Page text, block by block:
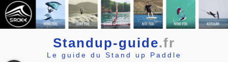
Standup-guide.fr
Le guide du Stand up Paddle